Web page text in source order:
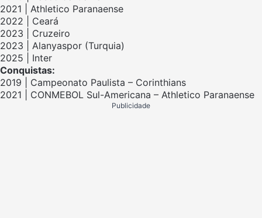
2021 | Athletico Paranaense
2022 | Ceará
2023 | Cruzeiro
2023 | Alanyaspor (Turquia)
2025 | Inter
Conquistas:
2019 | Campeonato Paulista – Corinthians
2021 | CONMEBOL Sul-Americana – Athletico Paranaense
Publicidade